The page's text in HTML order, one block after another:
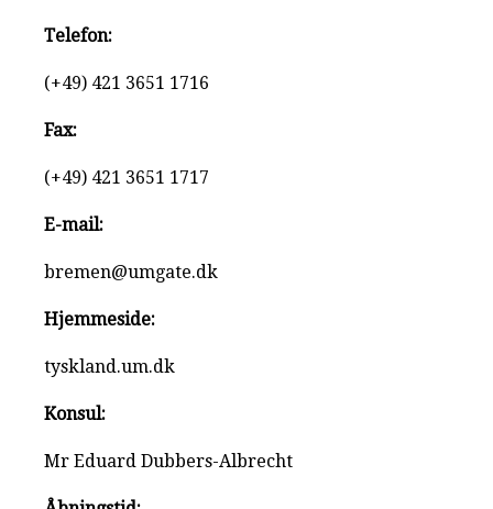
Telefon:
(+49) 421 3651 1716
Fax:
(+49) 421 3651 1717
E-mail:
bremen@umgate.dk
Hjemmeside:
tyskland.um.dk
Konsul:
Mr Eduard Dubbers-Albrecht